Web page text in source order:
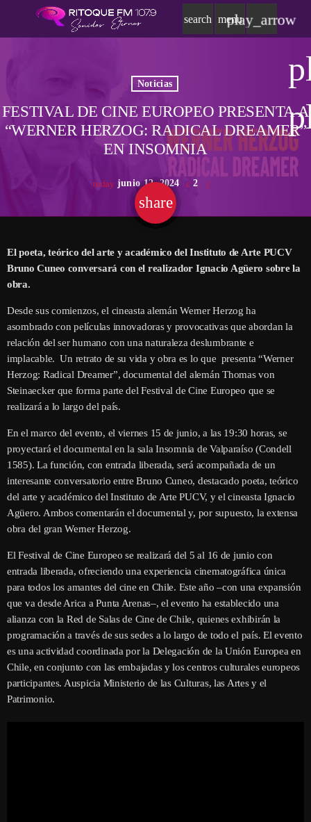
search menu
play_arrow
Noticias
FESTIVAL DE CINE EUROPEO PRESENTA A
“WERNER HERZOG: RADICAL DREAMER”
EN INSOMNIA
today junio 12, 2024 2
share
email
El poeta, teórico del arte y académico del Instituto de Arte PUCV
Bruno Cuneo conversará con el realizador Ignacio Agüero sobre la
obra.
Desde sus comienzos, el cineasta alemán Werner Herzog ha
asombrado con películas innovadoras y provocativas que abordan la
relación del ser humano con una naturaleza deslumbrante e
implacable. Un retrato de su vida y obra es lo que presenta “Werner
Herzog: Radical Dreamer”, documental del alemán Thomas von
Steinaecker que forma parte del Festival de Cine Europeo que se
realizará a lo largo del país.
En el marco del evento, el viernes 15 de junio, a las 19:30 horas, se
proyectará el documental en la sala Insomnia de Valparaíso (Condell
1585). La función, con entrada liberada, será acompañada de un
interesante conversatorio entre Bruno Cuneo, destacado poeta, teórico
del arte y académico del Instituto de Arte PUCV, y el cineasta Ignacio
Agüero. Ambos comentarán el documental y, por supuesto, la extensa
obra del gran Werner Herzog.
El Festival de Cine Europeo se realizará del 5 al 16 de junio con
entrada liberada, ofreciendo una experiencia cinematográfica única
para todos los amantes del cine en Chile. Este año –con una expansión
que va desde Arica a Punta Arenas–, el evento ha establecido una
alianza con la Red de Salas de Cine de Chile, quienes exhibirán la
programación a través de sus sedes a lo largo de todo el país. El evento
es una actividad coordinada por la Delegación de la Unión Europea en
Chile, en conjunto con las embajadas y los centros culturales europeos
participantes. Auspicia Ministerio de las Culturas, las Artes y el
Patrimonio.